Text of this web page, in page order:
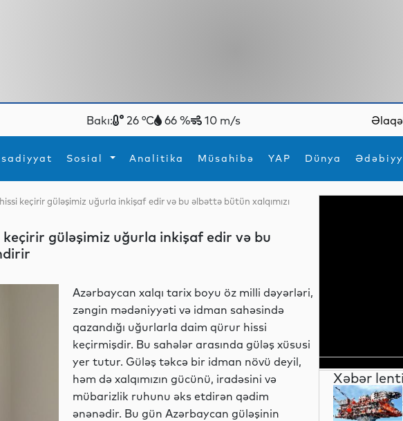
Bakı: 26 °C 66 % 10 m/s Əlaqə
Sosial Analitika Müsahibə YAP Dünya
Turizm
Elm
Din
Hadisə
İdman Yeni texnologiyalar
keçirir güləşimiz uğurla inkişaf edir və bu əlbəttə bütün xalqımızı
güləşimiz uğurla inkişaf edir və bu
Azərbaycan xalqı tarix boyu öz milli dəyərləri,
zəngin mədəniyyəti və idman sahəsində
qazandığı uğurlarla daim qürur hissi
keçirmişdir. Bu sahələr arasında güləş xüsusi
yer tutur. Güləş təkcə bir idman növü deyil,
həm də xalqımızın gücünü, iradəsini və
mübarizlik ruhunu əks etdirən qədim
ənənədir. Bu gün Azərbaycan güləşinin
Xəbər lenti